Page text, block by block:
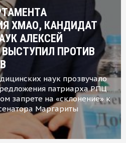
ХМАО, КАНДИДАТ
АЛЕКСЕЙ
ПРОТИВ
наук прозвучало
патриарха РПЦ
запрете на «склонение» к
Маргариты